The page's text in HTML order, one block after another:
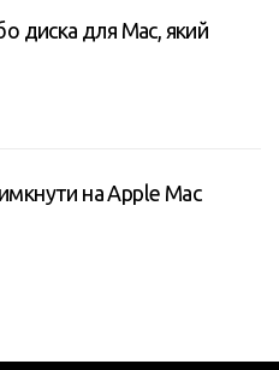
диска для Mac, який
на Apple Mac